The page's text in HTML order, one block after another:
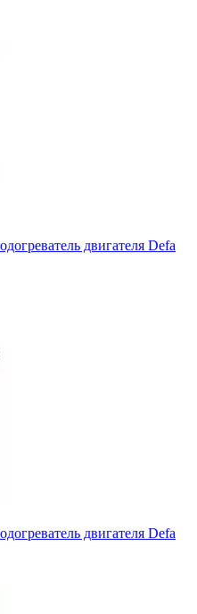
двигателя Defa
двигателя Defa